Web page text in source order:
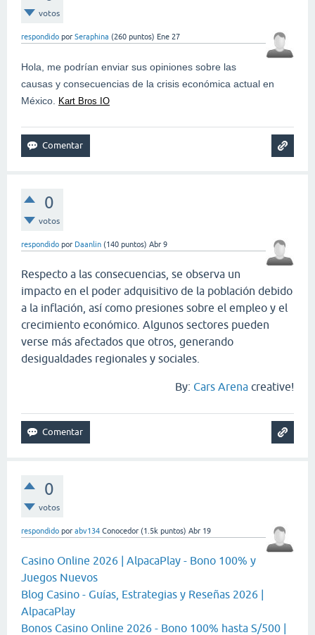
votos
respondido por Seraphina (260 puntos) Ene 27
Hola, me podrían enviar sus opiniones sobre las
causas y consecuencias de la crisis económica actual en
México. Kart Bros IO
0
votos
respondido por Daanlin (140 puntos) Abr 9
Respecto a las consecuencias, se observa un
impacto en el poder adquisitivo de la población debido
a la inflación, así como presiones sobre el empleo y el
crecimiento económico. Algunos sectores pueden
verse más afectados que otros, generando
desigualdades regionales y sociales.
By: Cars Arena creative!
0
votos
respondido por abv134 Conocedor (1.5k puntos) Abr 19
Casino Online 2026 | AlpacaPlay - Bono 100% y
Juegos Nuevos
Blog Casino - Guías, Estrategias y Reseñas 2026 |
AlpacaPlay
Bonos Casino Online 2026 - Bono 100% hasta S/500 |